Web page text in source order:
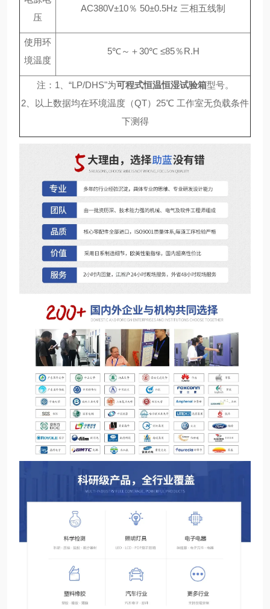
压
AC380V±10％ 50±0.5Hz 三相五线制
使用环
境温度
5℃～＋30℃ ≤85％R.H
注：1、“LP/DHS"为可程式恒温恒湿试验箱型号。
2、以上数据均在环境温度（QT）25℃ 工作室无负载条件
下测得